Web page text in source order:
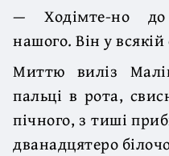
— Ходімте-но до
нашого. Він у
Миттю виліз
пальці в рота,
пічного, з тиші
дванадцятеро